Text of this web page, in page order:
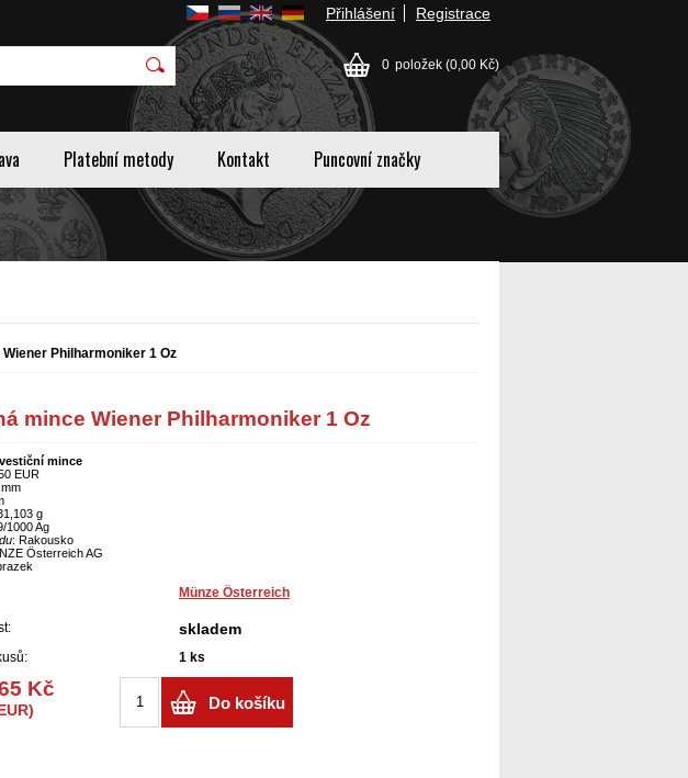
Přihlášení Registrace
0 položek (0,00 Kč)
Platební metody Kontakt Puncovní značky
Philharmoniker 1 Oz
mince Wiener Philharmoniker 1 Oz
mince
EUR
g
1000 Ag
: Rakousko
Österreich AG
Münze Österreich
skladem
1 ks
Kč
Do košíku